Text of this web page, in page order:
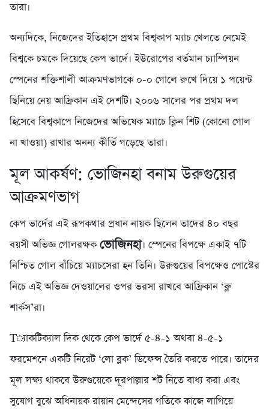
তারা।
অন্যদিকে, নিজেদের ইতিহাসে প্রথম বিশ্বকাপ ম্যাচ খেলতে নেমেই
বিশ্বকে চমকে দিয়েছে কেপ ভার্দে। ইউরোপের বর্তমান চ্যাম্পিয়ন
স্পেনের শক্তিশালী আক্রমণভাগকে ০-০ গোলে রুখে দিয়ে ১ পয়েন্ট
ছিনিয়ে নেয় আফ্রিকান এই দেশটি। ২০০৬ সালের পর প্রথম দল
হিসেবে বিশ্বকাপে নিজেদের অভিষেক ম্যাচে ক্লিন শিট (কোনো গোল
না খাওয়া) রাখার অনন্য কীর্তি গড়েছে তারা।
মূল আকর্ষণ: ভোজিনহা বনাম উরুগুয়ের
আক্রমণভাগ
কেপ ভার্দের এই রূপকথার প্রধান নায়ক ছিলেন তাদের ৪০ বছর
বয়সী অভিজ্ঞ গোলরক্ষকভোজিনহা। স্পেনের বিপক্ষে একাই ৭টি
নিশ্চিত গোল বাঁচিয়ে ম্যাচসেরা হন তিনি। উরুগুয়ের বিপক্ষেও পোস্টের
নিচে এই অভিজ্ঞ দেওয়ালের ওপর ভরসা রাখবে আফ্রিকান ‘ব্লু
শার্কস’রা।
Т্যাকটিক্যাল দিক থেকে কেপ ভার্দে ৫-৪-১ অথবা ৪-৫-১
ফরমেশনে একটি নিরেট ‘লো ব্লক’ ডিফেন্স তৈরি করতে পারে। তাদের
মূল লক্ষ্য থাকবে উরুগুয়েকে দূরপাল্লার শট নিতে বাধ্য করা এবং
সুযোগ বুঝে অধিনায়ক রায়ান মেন্দেসের গতিকে কাজে লাগিয়ে